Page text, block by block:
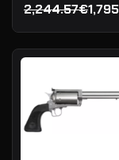
2,244.57€
Den
Den aktuelle